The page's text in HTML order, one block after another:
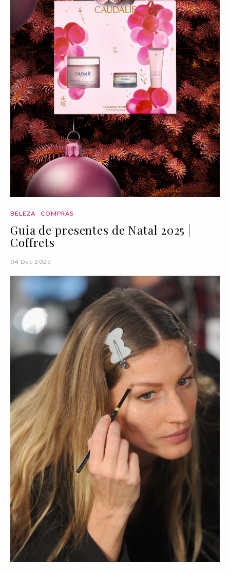
BELEZA COMPRAS
Guia de presentes de Natal 2025 |
Coffrets
04 Dec 2025